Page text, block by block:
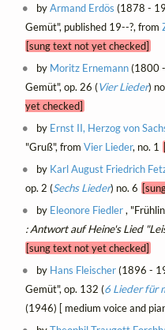
byArmand Erdös (1878 -
Gemüt", published 19--?, from
[sung text not yet checked]
by Moritz Ernemann(1800
Gemüt", op. 26 (Vier Lieder)
yet checked]
by Ernst II, Herzog von
"Gruß", from Vier Lieder, no. 1
by Karl August Friedrich
op. 2 (Sechs Lieder) no. 6
by Eleonore Fiedler,
: Antwort auf Heine's Lied
[sung text not yet checked]
by Hans Fleischer(1896 -
Gemüt", op. 132 (6 Lieder für
(1946) [ medium voice and